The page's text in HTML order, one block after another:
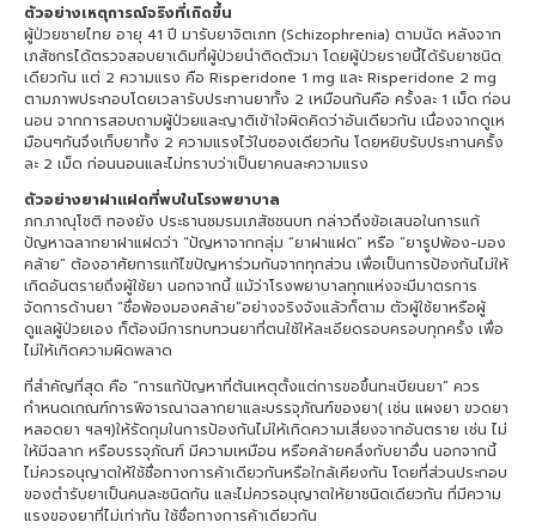
ตัวอย่างเหตุการณ์จริงที่เกิดขึ้น
ผู้ป่วยชายไทย อายุ 41 ปี มารับยาจิตเภท (Schizophrenia) ตามนัด หลังจาก
เภสัชกรได้ตรวจสอบยาเดิมที่ผู้ป่วยนำติดตัวมา โดยผู้ป่วยรายนี้ได้รับยาชนิด
เดียวกัน แต่ 2 ความแรง คือ Risperidone 1 mg และ Risperidone 2 mg
ตามภาพประกอบโดยเวลารับประทานยาทั้ง 2 เหมือนกันคือ ครั้งละ 1 เม็ด ก่อน
นอน จากการสอบถามผู้ป่วยและญาติเข้าใจผิดคิดว่าอันเดียวกัน เนื่องจากดูเห
มือนๆกันจึงเก็บยาทั้ง 2 ความแรงไว้ในซองเดียวกัน โดยหยิบรับประทานครั้ง
ละ 2 เม็ด ก่อนนอนและไม่ทราบว่าเป็นยาคนละความแรง
ตัวอย่างยาฝาแฝดที่พบในโรงพยาบาล
ภก.ภาณุโชติ ทองยัง ประธานชมรมเภสัชชนบท กล่าวถึงข้อเสนอในการแก้
ปัญหาฉลากยาฝาแฝดว่า “ปัญหาจากกลุ่ม “ยาฝาแฝด” หรือ “ยารูปพ้อง-มอง
คล้าย” ต้องอาศัยการแก้ไขปัญหาร่วมกันจากทุกส่วน เพื่อเป็นการป้องกันไม่ให้
เกิดอันตรายถึงผู้ใช้ยา นอกจากนี้ แม้ว่าโรงพยาบาลทุกแห่งจะมีมาตรการ
จัดการด้านยา “ชื่อพ้องมองคล้าย”อย่างจริงจังแล้วก็ตาม ตัวผู้ใช้ยาหรือผู้
ดูแลผู้ป่วยเอง ก็ต้องมีการทบทวนยาที่ตนใช้ให้ละเอียดรอบครอบทุกครั้ง เพื่อ
ไม่ให้เกิดความผิดพลาด
ที่สำคัญที่สุด คือ “การแก้ปัญหาที่ต้นเหตุตั้งแต่การขอขึ้นทะเบียนยา” ควร
กำหนดเกณฑ์การพิจารณาฉลากยาและบรรจุภัณฑ์ของยา( เช่น แผงยา ขวดยา
หลอดยา ฯลฯ)ให้รัดกุมในการป้องกันไม่ให้เกิดความเสี่ยงจากอันตราย เช่น ไม่
ให้มีฉลาก หรือบรรจุภัณฑ์ มีความเหมือน หรือคล้ายคลึงกับยาอื่น นอกจากนี้
ไม่ควรอนุญาตให้ใช้ชื่อทางการค้าเดียวกันหรือใกล้เคียงกัน โดยที่ส่วนประกอบ
ของตำรับยาเป็นคนละชนิดกัน และไม่ควรอนุญาตให้ยาชนิดเดียวกัน ที่มีความ
แรงของยาที่ไม่เท่ากัน ใช้ชื่อทางการค้าเดียวกัน